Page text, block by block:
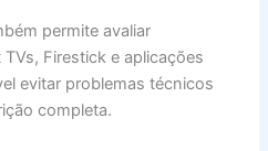
permite avaliar
Firestick e aplicações
evitar problemas técnicos
completa.